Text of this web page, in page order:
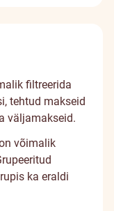
filtreerida
tehtud makseid
väljamakseid.
võimalik
ka eraldi